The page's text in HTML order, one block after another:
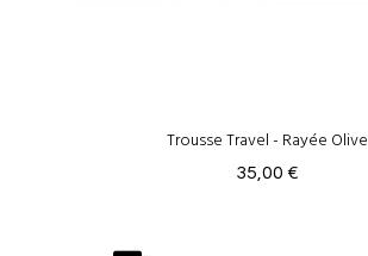
Trousse Travel - Rayée Olive
35,00 €